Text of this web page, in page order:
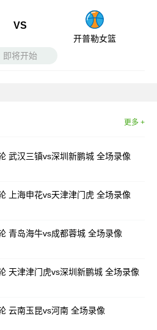
VS
开普勒女篮
即将开始
更多 +
武汉三镇vs深圳新鹏城 全场录像
上海申花vs天津津门虎 全场录像
青岛海牛vs成都蓉城 全场录像
天津津门虎vs深圳新鹏城 全场录像
云南玉昆vs河南 全场录像